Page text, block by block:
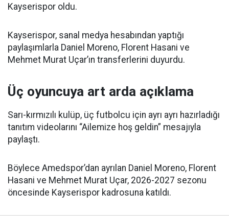
Kayserispor oldu.
Kayserispor, sanal medya hesabından yaptığı
paylaşımlarla Daniel Moreno, Florent Hasani ve
Mehmet Murat Uçar’ın transferlerini duyurdu.
Üç oyuncuya art arda açıklama
Sarı-kırmızılı kulüp, üç futbolcu için ayrı ayrı hazırladığı
tanıtım videolarını “Ailemize hoş geldin” mesajıyla
paylaştı.
Böylece Amedspor’dan ayrılan Daniel Moreno, Florent
Hasani ve Mehmet Murat Uçar, 2026-2027 sezonu
öncesinde Kayserispor kadrosuna katıldı.